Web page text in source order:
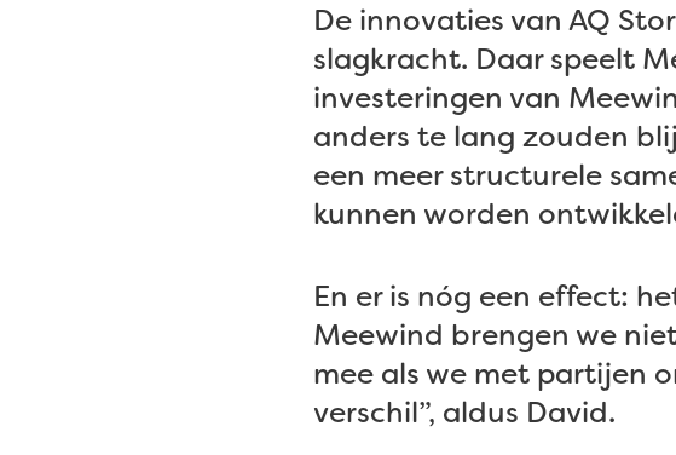
De innovaties van AQ
slagkracht. Daar speelt
investeringen van
anders te lang zouden
een meer structurele
kunnen worden
En er is nóg een effect:
Meewind brengen we
mee als we met partijen
verschil”, aldus David.